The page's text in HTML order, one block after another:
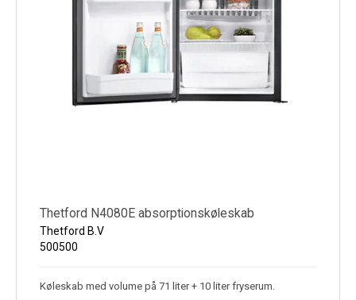
Thetford N4080E absorptionskøleskab
Thetford B.V
500500
Køleskab med volume på 71 liter + 10 liter fryserum.